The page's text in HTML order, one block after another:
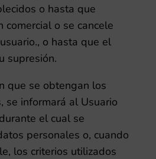
o hasta que
comercial o se cancele
, o hasta que el
supresión.
que se obtengan los
se informará al Usuario
el cual se
personales o, cuando
los criterios utilizados